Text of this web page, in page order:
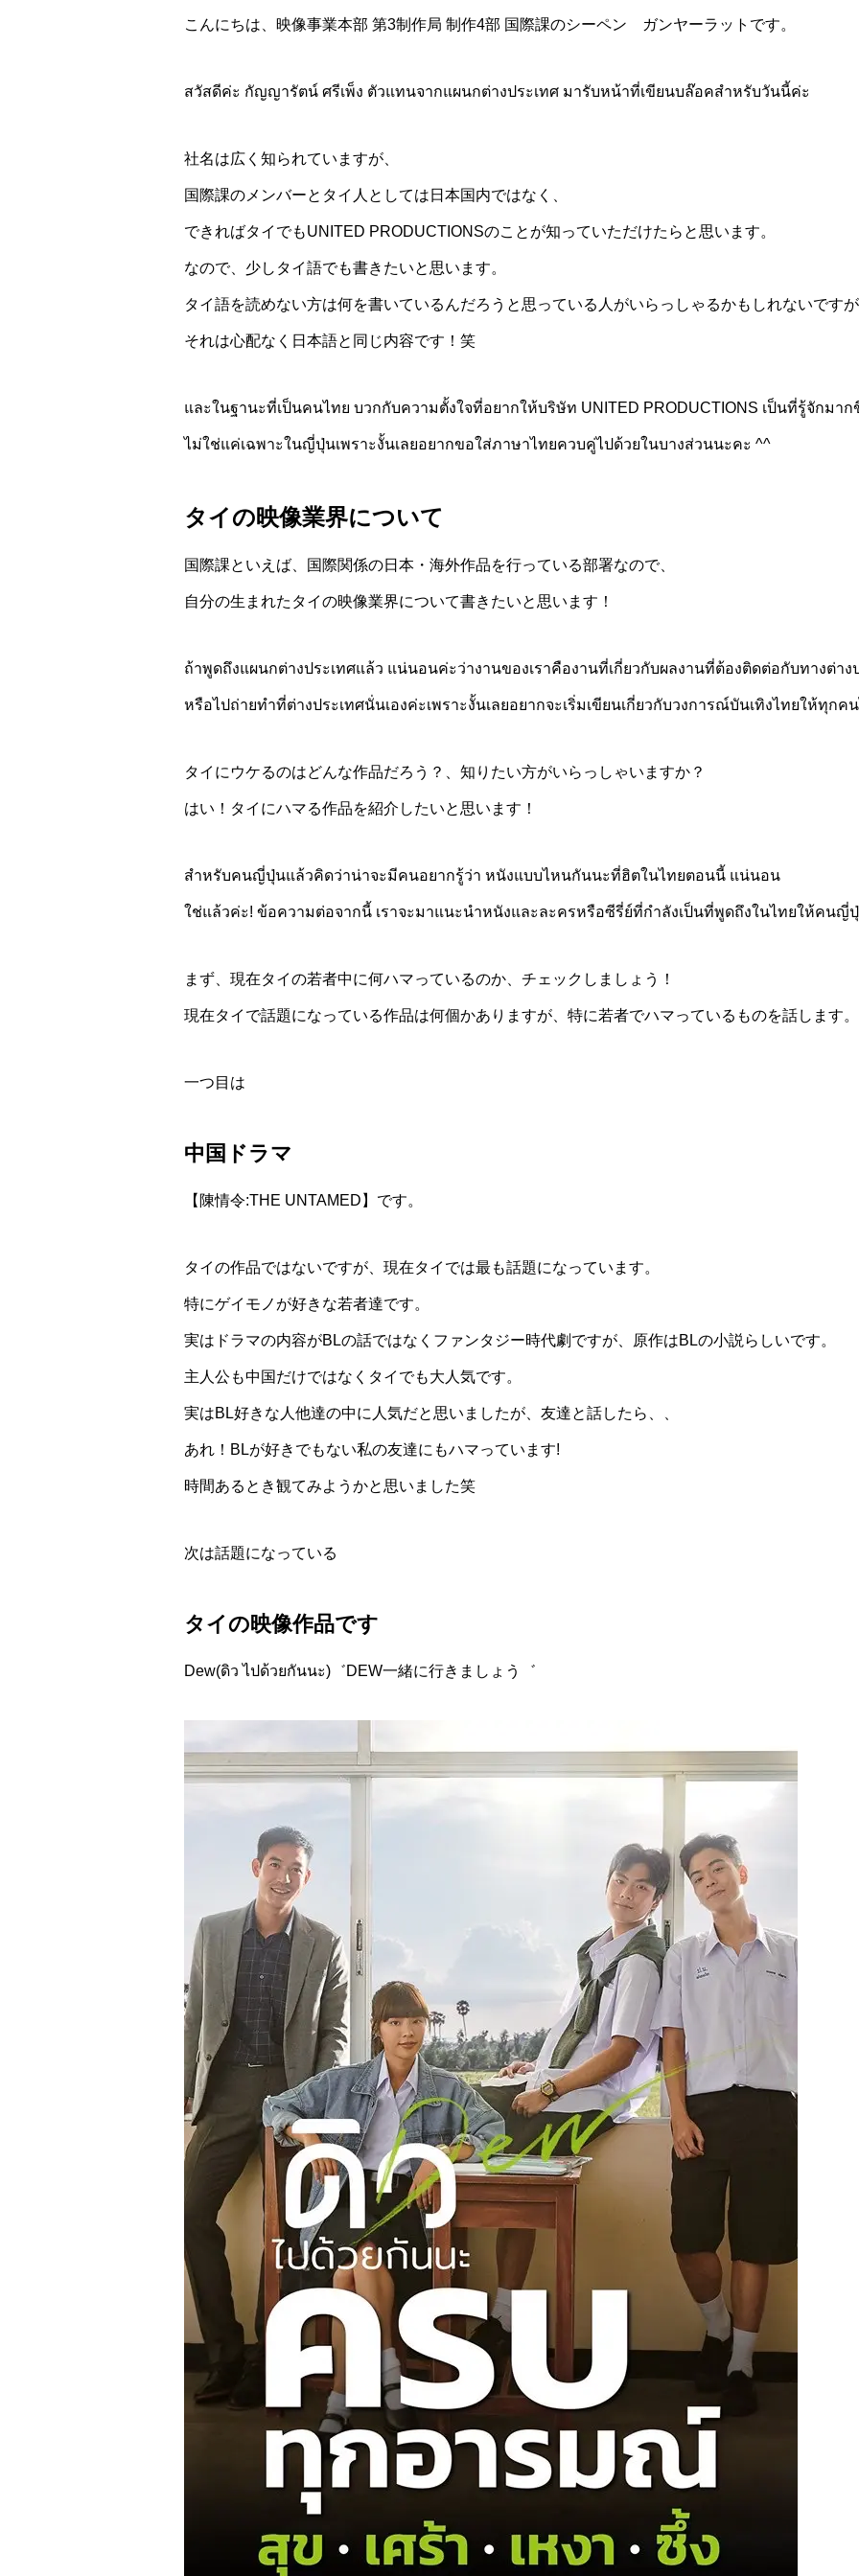
こんにちは、映像事業本部 第3制作局 制作4部 国際課のシーペン ガンヤーラットです。
สวัสดีค่ะ กัญญารัตน์ ศรีเพ็ง ตัวแทนจากแผนกต่างประเทศ มารับหน้าที่เขียนบล๊อคสำหรับวันนี้ค่ะ
社名は広く知られていますが、
国際課のメンバーとタイ人としては日本国内ではなく、
できればタイでもUNITED PRODUCTIONSのことが知っていただけたらと思います。
なので、少しタイ語でも書きたいと思います。
タイ語を読めない方は何を書いているんだろうと思っている人がいらっしゃるかもしれないですが
それは心配なく日本語と同じ内容です！笑
และในฐานะที่เป็นคนไทย บวกกับความตั้งใจที่อยากให้บริษัท UNITED PRODUCTIONS เป็นที่รู้จักมาก
ไม่ใช่แค่เฉพาะในญี่ปุ่นเพราะงั้นเลยอยากขอใส่ภาษาไทยควบคู่ไปด้วยในบางส่วนนะคะ ^^
タイの映像業界について
国際課といえば、国際関係の日本・海外作品を行っている部署なので、
自分の生まれたタイの映像業界について書きたいと思います！
ถ้าพูดถึงแผนกต่างประเทศแล้ว แน่นอนค่ะว่างานของเราคืองานที่เกี่ยวกับผลงานที่ต้องติดต่อกับทางต่า
หรือไปถ่ายทำที่ต่างประเทศนั่นเองค่ะเพราะงั้นเลยอยากจะเริ่มเขียนเกี่ยวกับวงการณ์บันเทิงไทยให้ทุกค
タイにウケるのはどんな作品だろう？、知りたい方がいらっしゃいますか？
はい！タイにハマる作品を紹介したいと思います！
สำหรับคนญี่ปุ่นแล้วคิดว่าน่าจะมีคนอยากรู้ว่า หนังแบบไหนกันนะที่ฮิตในไทยตอนนี้ แน่นอน
ใช่แล้วค่ะ! ข้อความต่อจากนี้ เราจะมาแนะนำหนังและละครหรือซีรี่ย์ที่กำลังเป็นที่พูดถึงในไทยให้คนญี่
まず、現在タイの若者中に何ハマっているのか、チェックしましょう！
現在タイで話題になっている作品は何個かありますが、特に若者でハマっているものを話します。
一つ目は
中国ドラマ
【陳情令:THE UNTAMED】です。
タイの作品ではないですが、現在タイでは最も話題になっています。
特にゲイモノが好きな若者達です。
実はドラマの内容がBLの話ではなくファンタジー時代劇ですが、原作はBLの小説らしいです。
主人公も中国だけではなくタイでも大人気です。
実はBL好きな人他達の中に人気だと思いましたが、友達と話したら、、
あれ！BLが好きでもない私の友達にもハマっています!
時間あるとき観てみようかと思いました笑
次は話題になっている
タイの映像作品です
Dew(ดิว ไปด้วยกันนะ)゛DEW一緒に行きましょう゛